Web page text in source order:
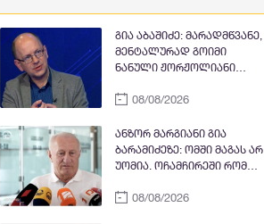
გია აბაშიძე: მარადმწვანე,
მენტალურად გოიმი
ნანული ჟორჟოლიანი
კობახიძის
შხამიან არსებას ჰგონია,
რომ ოდესმე მისი ექს-
მეუღლის, ნაცჯალათ
დადგება საქართველოში
08/08/2026
ანზორ მარგიანი გია
ბარამიძეზე: ომში მაგას არ
უომია. ოჩამჩირეში რომ
„კასკა“ და „კასკა“ ჰქონდა
08/08/2026